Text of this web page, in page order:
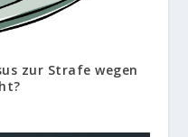
zur Strafe wegen